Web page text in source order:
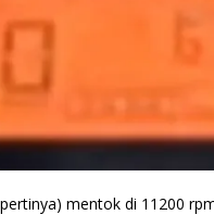
mentok di 11200